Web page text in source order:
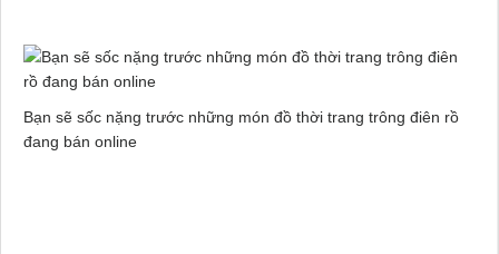
Bạn sẽ sốc nặng trước những món đồ thời trang trông điên rồ
đang bán online